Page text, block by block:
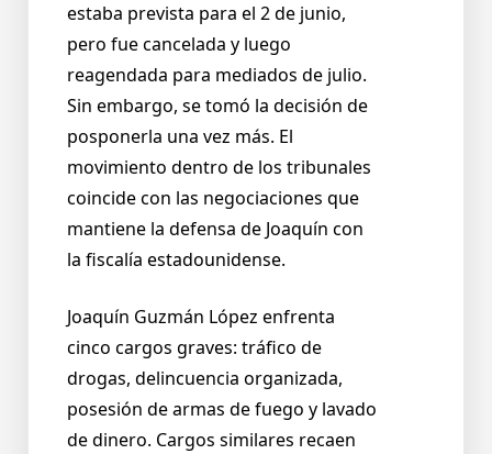
estaba prevista para el 2 de junio,
pero fue cancelada y luego
reagendada para mediados de julio.
Sin embargo, se tomó la decisión de
posponerla una vez más. El
movimiento dentro de los tribunales
coincide con las negociaciones que
mantiene la defensa de Joaquín con
la fiscalía estadounidense.
Joaquín Guzmán López enfrenta
cinco cargos graves: tráfico de
drogas, delincuencia organizada,
posesión de armas de fuego y lavado
de dinero. Cargos similares recaen